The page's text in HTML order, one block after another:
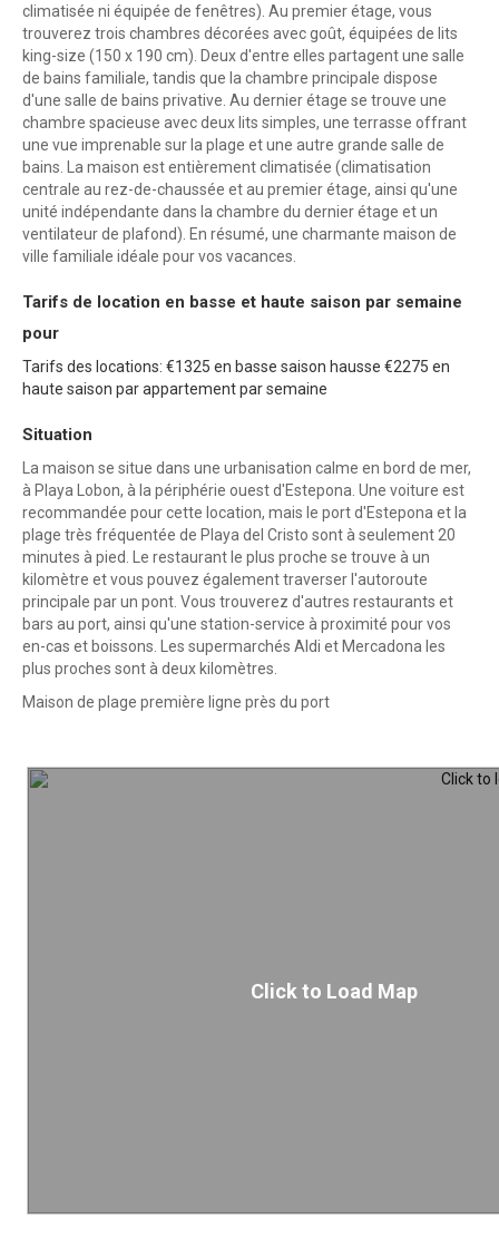
climatisée ni équipée de fenêtres). Au premier étage, vous
trouverez trois chambres décorées avec goût, équipées de lits
king-size (150 x 190 cm). Deux d'entre elles partagent une salle
de bains familiale, tandis que la chambre principale dispose
d'une salle de bains privative. Au dernier étage se trouve une
chambre spacieuse avec deux lits simples, une terrasse offrant
une vue imprenable sur la plage et une autre grande salle de
bains. La maison est entièrement climatisée (climatisation
centrale au rez-de-chaussée et au premier étage, ainsi qu'une
unité indépendante dans la chambre du dernier étage et un
ventilateur de plafond). En résumé, une charmante maison de
ville familiale idéale pour vos vacances.
Tarifs de location en basse et haute saison par semaine
pour
Tarifs des locations: €1325 en basse saison hausse €2275 en
haute saison par appartement par semaine
Situation
La maison se situe dans une urbanisation calme en bord de mer,
à Playa Lobon, à la périphérie ouest d'Estepona. Une voiture est
recommandée pour cette location, mais le port d'Estepona et la
plage très fréquentée de Playa del Cristo sont à seulement 20
minutes à pied. Le restaurant le plus proche se trouve à un
kilomètre et vous pouvez également traverser l'autoroute
principale par un pont. Vous trouverez d'autres restaurants et
bars au port, ainsi qu'une station-service à proximité pour vos
en-cas et boissons. Les supermarchés Aldi et Mercadona les
plus proches sont à deux kilomètres.
Maison de plage première ligne près du port
Click to Load Map